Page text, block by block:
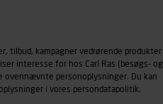
af
tilbud, kampagner vedrørende produkter
interesse for hos Carl Ras (besøgs- og
ovennævnte personoplysninger. Du kan
i vores persondatapolitik.